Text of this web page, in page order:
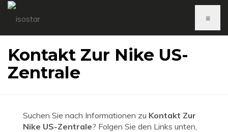
≡
Kontakt Zur Nike US-
Zentrale
Suchen Sie nach Informationen zu Kontakt Zur
Nike US-Zentrale? Folgen Sie den Links unten,